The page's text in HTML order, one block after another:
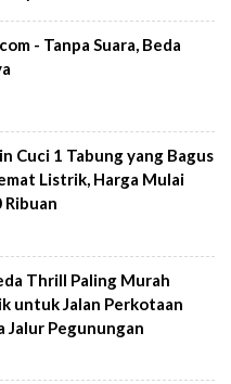
- Tanpa Suara, Beda
Cuci 1 Tabung yang Bagus
Listrik, Harga Mulai
Ribuan
Thrill Paling Murah
untuk Jalan Perkotaan
Jalur Pegunungan